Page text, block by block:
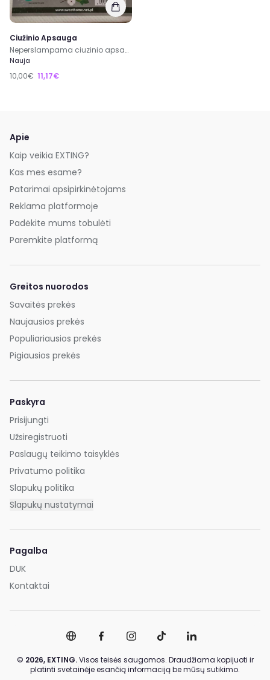
Ciužinio Apsauga
Neperslampama ciuzinio apsauga
Nauja
10,00€ 11,17€
Apie
Kaip veikia EXTING?
Kas mes esame?
Patarimai apsipirkinėtojams
Reklama platformoje
Padėkite mums tobulėti
Paremkite platformą
Greitos nuorodos
Savaitės prekės
Naujausios prekės
Populiariausios prekės
Pigiausios prekės
Paskyra
Prisijungti
Užsiregistruoti
Paslaugų teikimo taisyklės
Privatumo politika
Slapukų politika
Slapukų nustatymai
Pagalba
DUK
Kontaktai
© 2026, EXTING.Visos teisės saugomos. Draudžiama kopijuoti ir
platinti svetainėje esančią informaciją be mūsų sutikimo.